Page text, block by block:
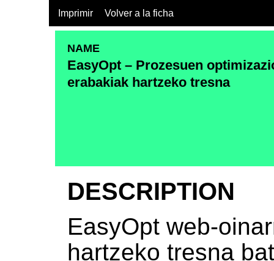
Imprimir Volver a la ficha
NAME
EasyOpt – Prozesuen
erabakiak hartzeko tresna
DESCRIPTION
EasyOpt web-
hartzeko tresna